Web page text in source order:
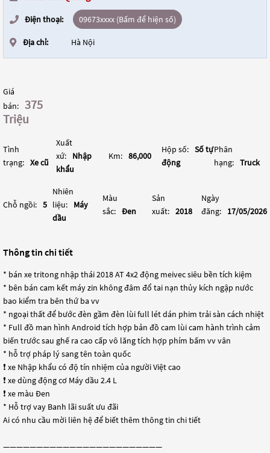
Điện thoại: 09673xxxx (Bấm để hiện số)
Địa chỉ: Hà Nội
Giá
bán: 375
Triệu
Tình
trạng: Xe cũ
Xuất
xứ:
Nhập
khẩu
Km: 86,000
Hộp số: Số tự
động
Phân
hạng: Truck
Chỗ ngồi: 5
Nhiên
liệu:
Máy
dầu
Màu
sắc: Đen
Sản
xuất: 2018
Ngày
đăng:
17/05/2026
Thông tin chi tiết
* bán xe tritong nhập thái 2018 AT 4x2 động meivec siêu bền tích kiệm
* bên bán cam kết máy zin không đâm đổ tai nạn thủy kích ngập nước
bao kiểm tra bên thứ ba vv
* ngoại thất để bước đèn gầm đèn lùi full lét dán phim trải sàn cách nhiệt
* Full đồ man hình Android tích hợp bản đồ cam lùi cam hành trình cảm
biến trước sau ghế ra cao cấp vô lăng tích hợp phím bấm vv vân
* hỗ trợ pháp lý sang tên toàn quốc
❗️ xe Nhập khẩu có độ tín nhiệm của người Việt cao
❗️ xe dùng động cơ Máy dầu 2.4 L
❗️ xe màu Đen
* Hỗ trợ vay Banh lãi suất ưu đãi
Ai có nhu cầu mời liên hệ để biết thêm thông tin chi tiết
————————————————————————